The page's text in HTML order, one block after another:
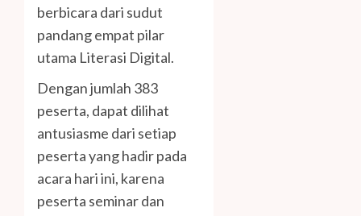
berbicara dari sudut
pandang empat pilar
utama Literasi Digital.
Dengan jumlah 383
peserta, dapat dilihat
antusiasme dari setiap
peserta yang hadir pada
acara hari ini, karena
peserta seminar dan